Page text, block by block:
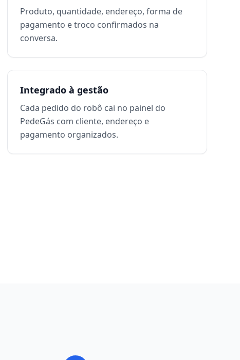
Produto, quantidade, endereço, forma de
pagamento e troco confirmados na
conversa.
Integrado à gestão
Cada pedido do robô cai no painel do
PedeGás com cliente, endereço e
pagamento organizados.